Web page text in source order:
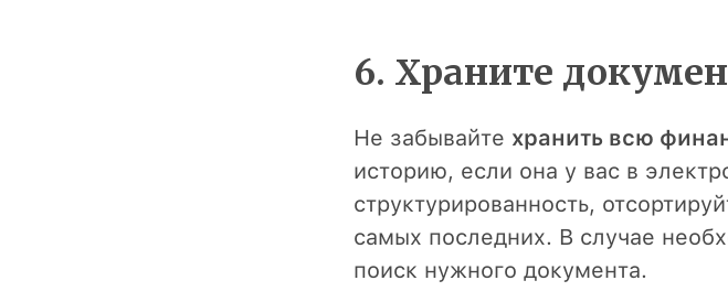
6. Храните
Не забывайте хранить всю
историю, если она у вас в
структурированность,
самых последних. В случае
поиск нужного документа.